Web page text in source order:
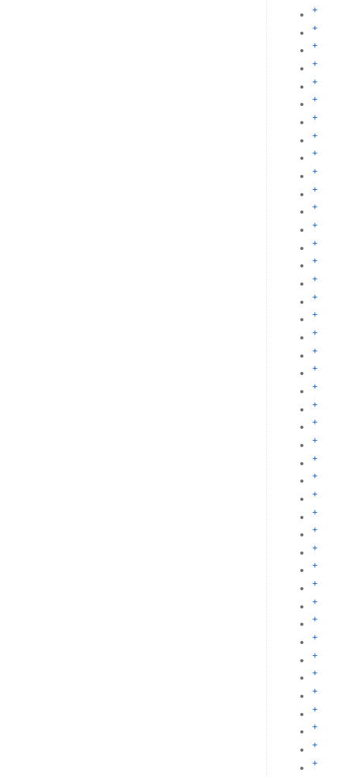
+
+
+
+
+
+
+
+
+
+
+
+
+
+
+
+
+
+
+
+
+
+
+
+
+
+
+
+
+
+
+
+
+
+
+
+
+
+
+
+
+
+
+